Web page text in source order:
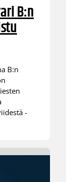
B:n
B:n
-